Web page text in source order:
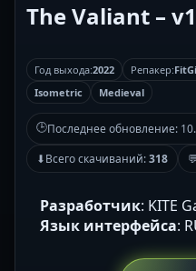
The Valiant –
Год выхода:2022 Репакер:
Isometric
Medieval
🕒Последнее обновление:
⬇Всего скачиваний:318
Разработчик: KITE
Язык интерфейса: